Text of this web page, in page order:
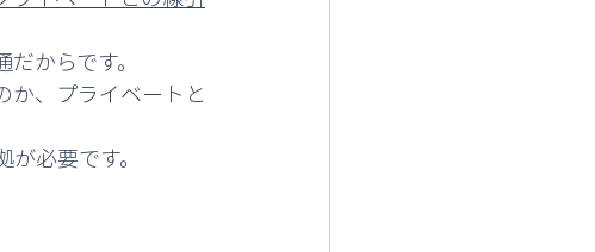
からです。
か、プライベートと
必要です。